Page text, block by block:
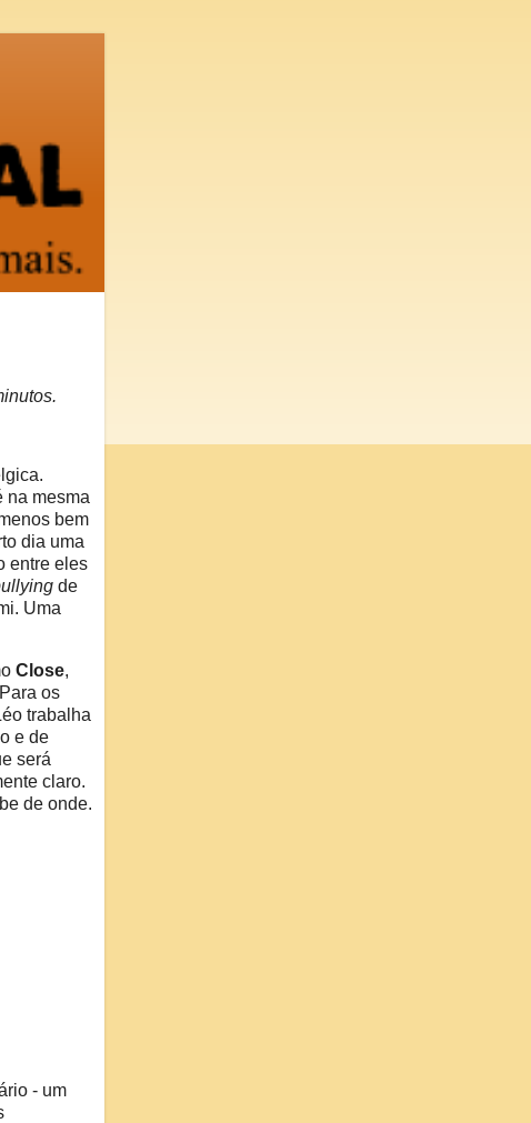
na mesma
bem
dia uma
entre eles
de
Uma
Close,
os
trabalha
e de
será
claro.
de onde.
- um